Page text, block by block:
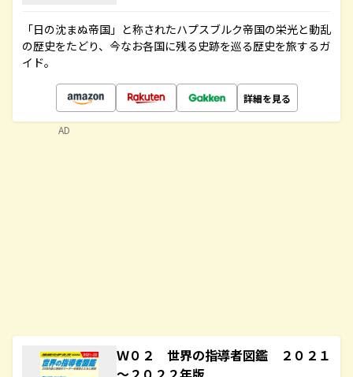
「日の沈まぬ帝国」と称されたハプスブルク帝国の栄光と動乱
の歴史をたどり、今なお各国に残る史跡を巡る歴史を旅するガ
イド。
詳細を見る
Ｗ０２ 世界の指導者図鑑 ２０２１
AD